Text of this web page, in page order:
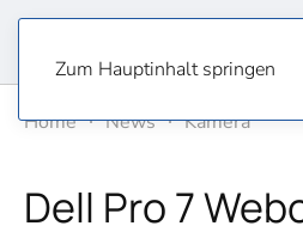
Zum Hauptinhalt springen
Home
News Kamera
Dell Pro 7